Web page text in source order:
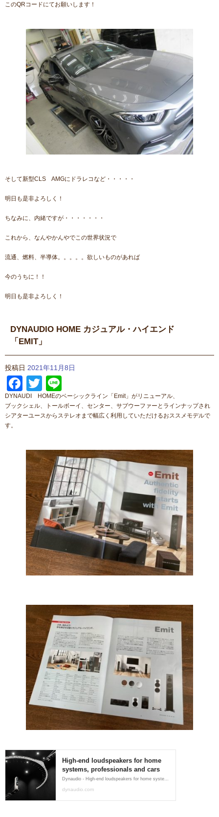
このQRコードにてお願いします！
そして新型CLS AMGにドラレコなど・・・・・
明日も是非よろしく！
ちなみに、内緒ですが・・・・・・・
これから、なんやかんやでこの世界状況で
流通、燃料、半導体。。。。。欲しいものがあれば
今のうちに！！
明日も是非よろしく！
DYNAUDIO HOME カジュアル・ハイエンド
「EMIT」
投稿日 2021年11月8日
Facebook
Twitter
DYNAUDI HOMEのベーシックライン「Emit」がリニューアル、
ブックシェル、トールボーイ、センター、サブウーファーとラインナップされ
シアターユースからステレオまで幅広く利用していただけるおススメモデルで
す。